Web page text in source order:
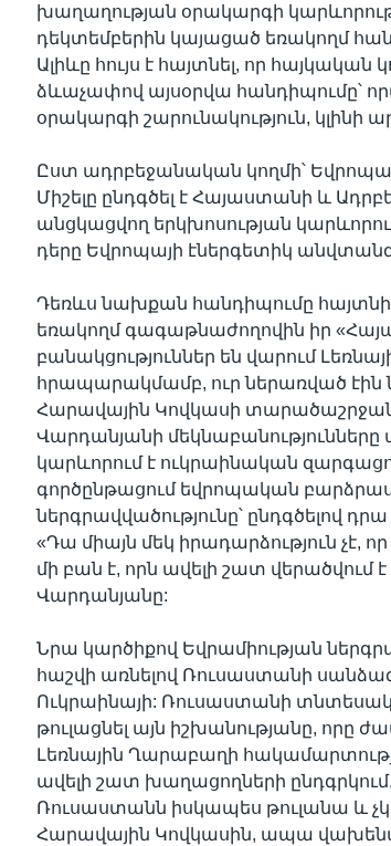
խաղաղության օրակարգի
դեկտեմբերին կայացած եռակողմ
Ալիևը հույս է հայտնել, որ
ձևաչափով այսօրվա հանդիպումը՝
օրակարգի շարունակություն, կլինի
Ըստ ադրբեջանական կողմի՝
Միշելը ընդգծել է Հայաստանի և
անցկացվող երկխոսության
դերը Եվրոպայի էներգետիկ
Դեռևս նախքան հանդիպումը հայտնի
եռակողմ գագաթնաժողովին իր
բանակցություններ են վարում
հրապարակմամբ, ուր ներառված
Հարավային Կովկասի
Վարդանյանի մեկնաբանությունները
կարևորում է ուկրաինական
գործընթացում եվրոպական
ներգրավվածությունը՝ ընդգծելով
«Դա միայն մեկ իրադարձություն չէ,
մի բան է, որն ավելի շատ վերածվում է
Վարդանյանը:
Նրա կարծիքով Եվրամիության
հաշվի առնելով Ռուսաստանի
Ուկրաինայի: Ռուսաստանի
թուլացնել այն իշխանությանը, որը
Լեռնային Ղարաբաղի
ավելի շատ խաղացողների
Ռուսաստանն իսկապես թուլանա և
Հարավային Կովկասին, ապա